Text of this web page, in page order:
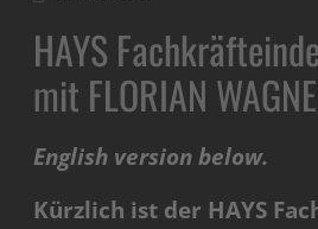
HAYS
mit FLORIAN
English version below.
Kürzlich ist der HAYS